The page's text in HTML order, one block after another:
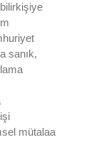
sanık,
mütalaa